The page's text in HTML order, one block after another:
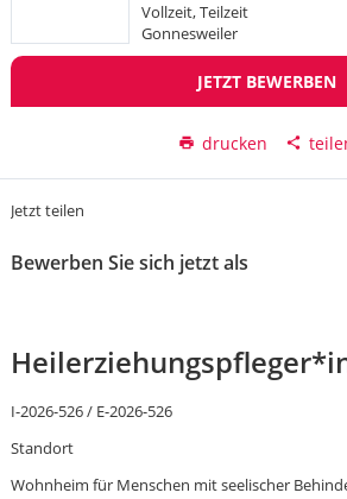
Vollzeit, Teilzeit
Gonnesweiler
JETZT BEWERBEN
drucken
Jetzt teilen
Bewerben Sie sich jetzt als
I-2026-526 / E-2026-526
Standort
Wohnheim für Menschen mit seelischer